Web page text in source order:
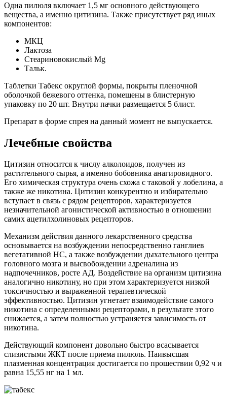
Одна пилюля включает 1,5 мг основного действующего
вещества, а именно цитизина. Также присутствует ряд иных
компонентов:
МКЦ
Лактоза
Стеариновокислый Mg
Тальк.
Таблетки Табекс округлой формы, покрыты пленочной
оболочкой бежевого оттенка, помещены в блистерную
упаковку по 20 шт. Внутри пачки размещается 5 блист.
Препарат в форме спрея на данный момент не выпускается.
Лечебные свойства
Цитизин относится к числу алколоидов, получен из
растительного сырья, а именно бобовника анагировидного.
Его химическая структура очень схожа с таковой у лобелина, а
также же никотина. Цитизин конкурентно и избирательно
вступает в связь с рядом рецепторов, характеризуется
незначительной агонистической активностью в отношении
самих ацетилхолиновых рецепторов.
Механизм действия данного лекарственного средства
основывается на возбуждении непосредственно ганглиев
вегетативной НС, а также возбуждении дыхательного центра
головного мозга и высвобождении адреналина из
надпочечников, росте АД. Воздействие на организм цитизина
аналогично никотину, но при этом характеризуется низкой
токсичностью и выраженной терапевтической
эффективностью. Цитизин угнетает взаимодействие самого
никотина с определенными рецепторами, в результате этого
снижается, а затем полностью устраняется зависимость от
никотина.
Действующий компонент довольно быстро всасывается
слизистыми ЖКТ после приема пилюль. Наивысшая
плазменная концентрация достигается по прошествии 0,92 ч и
равна 15,55 нг на 1 мл.